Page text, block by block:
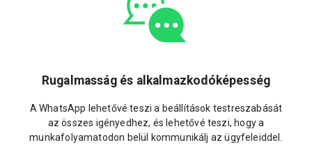
Rugalmasság és alkalmazkodóképesség
A WhatsApp lehetővé teszi a beállítások testreszabását
az összes igényedhez, és lehetővé teszi, hogy a
munkafolyamatodon belül kommunikálj az ügyfeleiddel.